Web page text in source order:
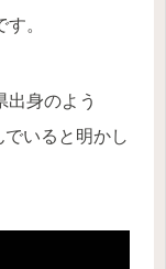
。
出身のよう
いると明かし